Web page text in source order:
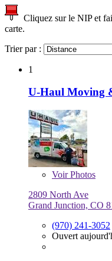
Cliquez sur le NIP et
carte.
Trier par :
1
U-Haul Moving
VoirPhotos
2809 North Ave
Grand Junction, CO
(970) 241-3052
Ouvert